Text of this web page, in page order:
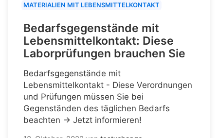
MATERIALIEN MIT LEBENSMITTELKONTAKT
Bedarfsgegenstände mit
Lebensmittelkontakt: Diese
Laborprüfungen brauchen Sie
Bedarfsgegenstände mit
Lebensmittelkontakt - Diese Verordnungen
und Prüfungen müssen Sie bei
Gegenständen des täglichen Bedarfs
beachten → Jetzt informieren!